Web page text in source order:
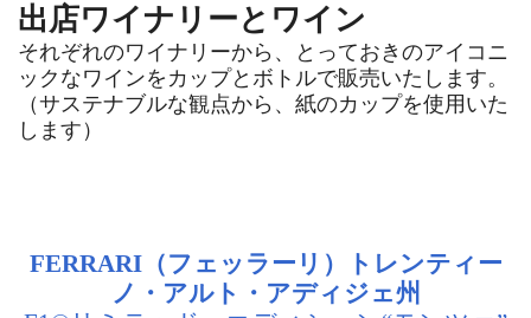
出店ワイナリーとワイン
それぞれのワイナリーから、とっておきのアイコニ
ックなワインをカップとボトルで販売いたします。
（サステナブルな観点から、紙のカップを使用いた
します）
FERRARI（フェッラーリ）トレンティー
ノ・アルト・アディジェ州